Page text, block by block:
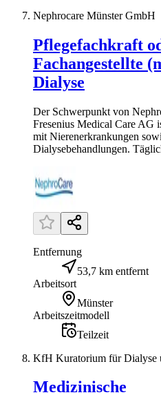
Nephrocare Münster GmbH
Pflegefachkraft
Fachangestellte
Dialyse
Der Schwerpunkt von
Fresenius Medical Care AG
mit Nierenerkrankungen
Dialysebehandlungen.
Entfernung
53,7 km entfernt
Arbeitsort
Münster
Arbeitszeitmodell
Teilzeit
KfH Kuratorium für Dialyse
Medizinische